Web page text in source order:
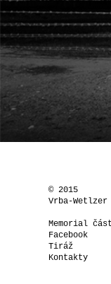
© 2015
Vrba-Wetlzer
Memorial část
Facebook
Tiráž
Kontakty